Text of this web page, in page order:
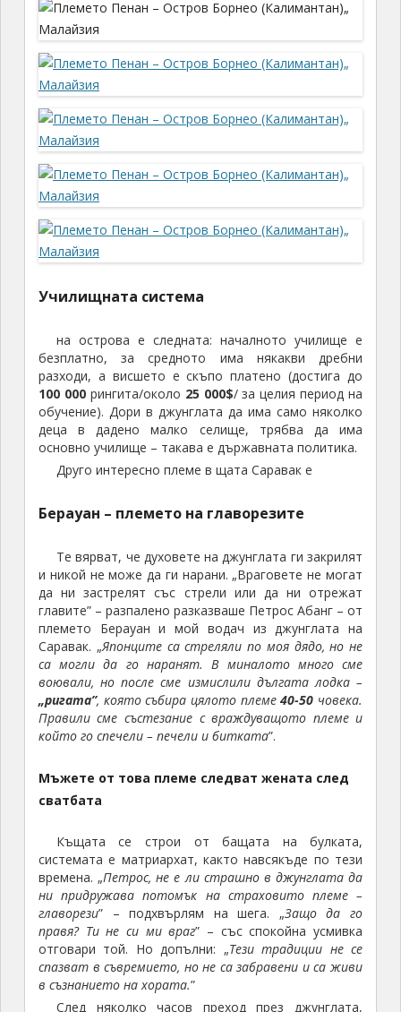
Училищната система
на острова е следната: началното училище е
безплатно, за средното има някакви дребни
разходи, а висшето е скъпо платено (достига до
100 000рингита/около 25 000$/ за целия период на
обучение). Дори в джунглата да има само няколко
деца в дадено малко селище, трябва да има
основно училище – такава е държавната политика.
Друго интересно племе в щата Саравак е
Берауан – племето на главорезите
Те вярват, че духовете на джунглата ги закрилят
и никой не може да ги нарани. „Враговете не могат
да ни застрелят със стрели или да ни отрежат
главите” – разпалено разказваше Петрос Абанг – от
племето Берауан и мой водач из джунглата на
Саравак. „Японците са стреляли по моя дядо, но не
са могли да го наранят. В миналото много сме
воювали, но после сме измислили дългата лодка –
„ригата”, която събира цялото племе40-50 човека.
Правили сме състезание с враждуващото племе и
който го спечели – печели и битката”.
Мъжете от това племе следват жената след
сватбата
Къщата се строи от бащата на булката,
системата е матриархат, както навсякъде по тези
времена. „Петрос, не е ли страшно в джунглата да
ни придружава потомък на страховито племе –
главорези” – подхвърлям на шега. „Защо да го
правя? Ти не си ми враг” – със спокойна усмивка
отговари той. Но допълни: „Тези традиции не се
спазват в съвремието, но не са забравени и са живи
в съзнанието на хората.”
След няколко часов преход през джунглата,